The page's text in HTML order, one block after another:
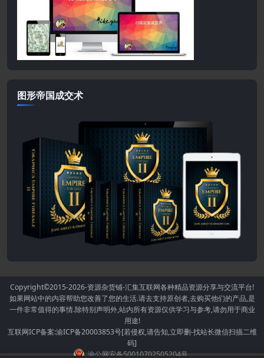
图形帝国成交术
Copyright©2015-2026-资源杂货铺-汇集互联网各种精品资源分享与交流平台!
如果网站中的内容帮助您改善了您的生活.请去支持原创者,去购买他们的产品,是
一件非常值得的事情.除特别声明外,站内所有资源仅供学习与参考,请勿用于商业
用途!
互联网ICP备案:渝ICP备20003853号[若侵权,请告知,立即删-找站长微信扫描二维
码]
渝公网安备50010702505204号